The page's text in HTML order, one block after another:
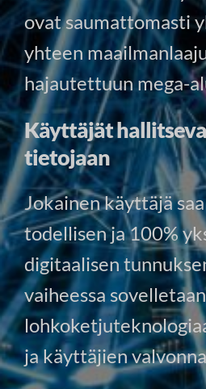
ovat saumattomasti
yhteen
hajautettuun mega-
Käyttäjät
tietojaan
Jokainen käyttäjä
todellisen ja 100%
digitaalisen
vaiheessa sovelletaan
ja käyttäjien